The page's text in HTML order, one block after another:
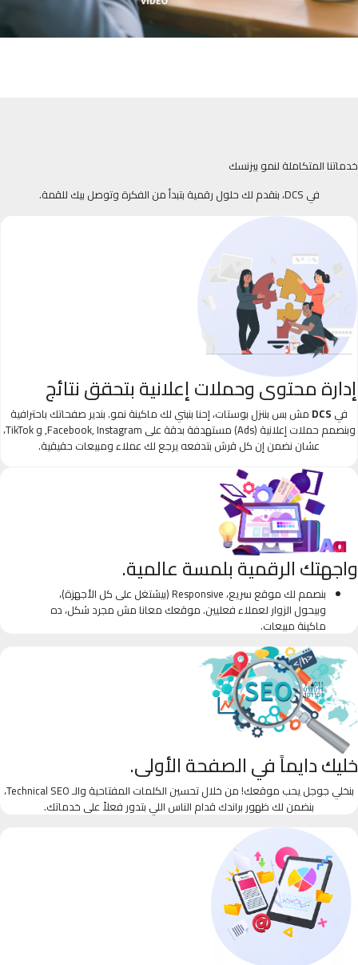
خدماتنا المتكاملة لنمو بيزنسك
في DCS، بنقدم لك حلول رقمية بتبدأ من الفكرة وتوصل بيك للقمة.
إدارة محتوى وحملات إعلانية بتحقق نتائج
في DCS مش بس بننزل بوستات، إحنا بنبني لك ماكينة نمو. بندير صفحاتك باحترافية
وبنصمم حملات إعلانية (Ads) مستهدفة بدقة على Facebook, Instagram, و TikTok،
عشان نضمن إن كل قرش بتدفعه يرجع لك عملاء ومبيعات حقيقية.
واجهتك الرقمية بلمسة عالمية.
بنصمم لك موقع سريع، Responsive (بيشتغل على كل الأجهزة)،
وبيحول الزوار لعملاء فعليين. موقعك معانا مش مجرد شكل، ده
ماكينة مبيعات.
خليك دايماً في الصفحة الأولى.
بنخلي جوجل يحب موقعك! من خلال تحسين الكلمات المفتاحية والـ Technical SEO،
بنضمن لك ظهور براندك قدام الناس اللي بتدور فعلاً على خدماتك.